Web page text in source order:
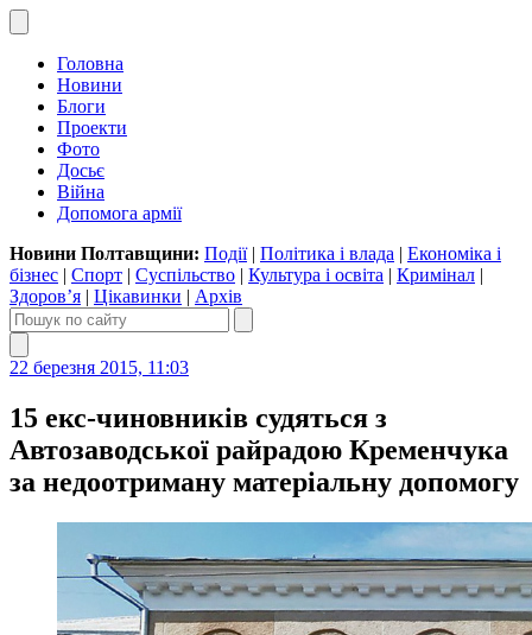
Головна
Новини
Блоги
Проекти
Фото
Досьє
Війна
Допомога армії
Новини Полтавщини: Події| Політика і влада | Економіка і
бізнес | Спорт | Суспільство | Культура і освіта | Кримінал |
Здоров’я | Цікавинки | Архів
22 березня 2015, 11:03
15 екс-чиновників судяться з
Автозаводської райрадою Кременчука
за недоотриману матеріальну допомогу